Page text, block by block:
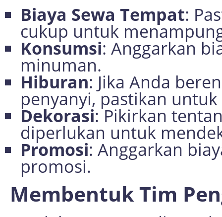
Biaya Sewa Tempat:
cukup untuk
Konsumsi: Anggarkan
minuman.
Hiburan: Jika Anda
penyanyi, pastikan
Dekorasi: Pikirkan
diperlukan untuk
Promosi: Anggarkan
promosi.
Membentuk Tim